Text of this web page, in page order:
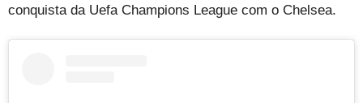
conquista da Uefa Champions League com o Chelsea.